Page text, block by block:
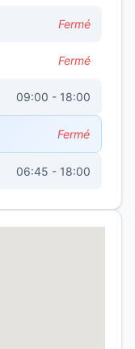
Fermé
Fermé
09:00 - 18:00
Fermé
06:45 - 18:00